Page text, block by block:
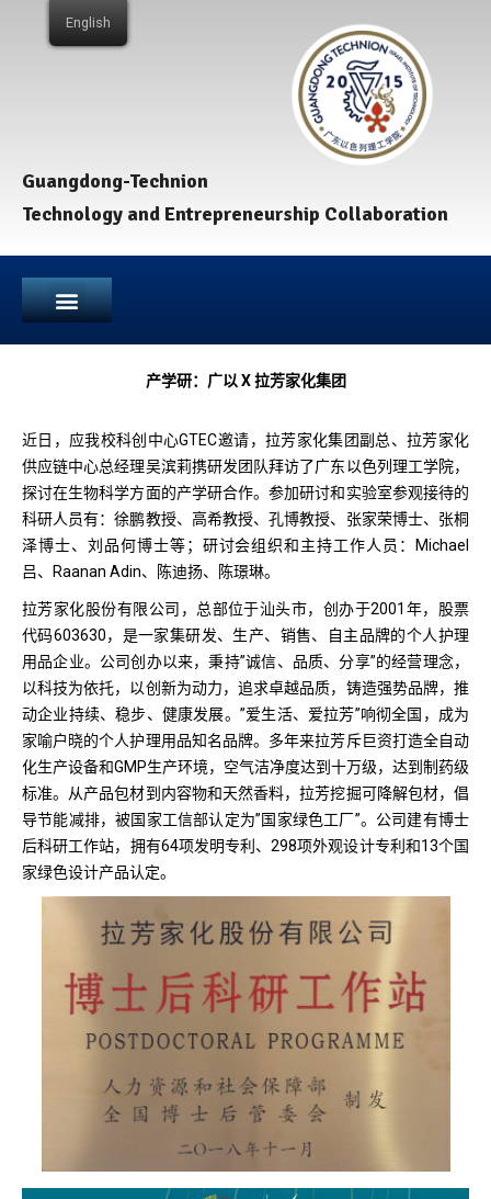
Guangdong-Technion
Technology and Entrepreneurship Collaboration
产学研：广以 X 拉芳家化集团
近日，应我校科创中心GTEC邀请，拉芳家化集团副总、拉芳家化
供应链中心总经理吴滨莉携研发团队拜访了广东以色列理工学院，
探讨在生物科学方面的产学研合作。参加研讨和实验室参观接待的
科研人员有：徐鹏教授、高希教授、孔博教授、张家荣博士、张桐
泽博士、刘品何博士等；研讨会组织和主持工作人员：Michael
吕、Raanan Adin、陈迪扬、陈璟琳。
拉芳家化股份有限公司，总部位于汕头市，创办于2001年，股票
代码603630，是一家集研发、生产、销售、自主品牌的个人护理
用品企业。公司创办以来，秉持”诚信、品质、分享”的经营理念，
以科技为依托，以创新为动力，追求卓越品质，铸造强势品牌，推
动企业持续、稳步、健康发展。”爱生活、爱拉芳”响彻全国，成为
家喻户晓的个人护理用品知名品牌。多年来拉芳斥巨资打造全自动
化生产设备和GMP生产环境，空气洁净度达到十万级，达到制药级
标准。从产品包材到内容物和天然香料，拉芳挖掘可降解包材，倡
导节能减排，被国家工信部认定为”国家绿色工厂”。公司建有博士
后科研工作站，拥有64项发明专利、298项外观设计专利和13个国
家绿色设计产品认定。
English